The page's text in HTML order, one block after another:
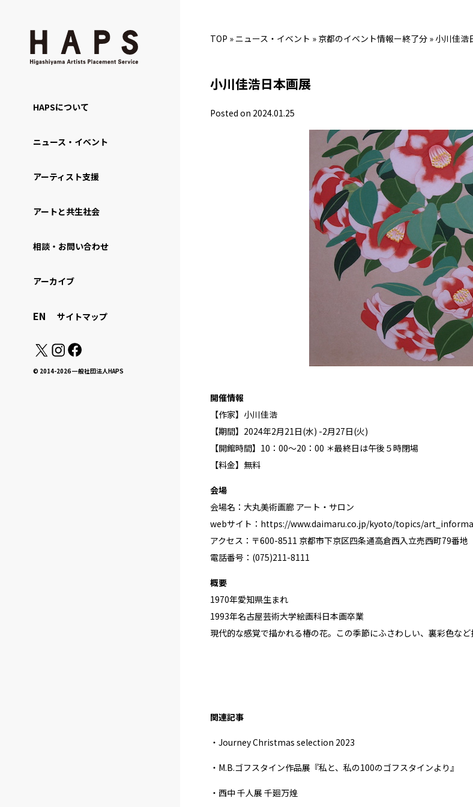
HAPSについて
ニュース・イベント
アーティスト支援
アートと共生社会
相談・お問い合わせ
アーカイブ
EN サイトマップ
© 2014-2026 一般社団法人HAPS
TOP » ニュース・イベント » 京都のイベント情報ー終了分 » 小川佳浩
小川佳浩日本画展
Posted on 2024.01.25
開催情報
【作家】小川佳浩
【期間】2024年2月21日(水) -2月27日(火)
【開館時間】10：00～20：00 ＊最終日は午後５時閉場
【料金】無料
会場
会場名：大丸美術画廊 アート・サロン
webサイト： https://www.daimaru.co.jp/kyoto/topics/
アクセス：〒600-8511 京都市下京区四条通高倉西入立売西町79番地
電話番号：(075)211-8111
概要
1970年愛知県生まれ
1993年名古屋芸術大学絵画科日本画卒業
現代的な感覚で描かれる椿の花。この季節にふさわしい、裏彩色な
関連記事
・Journey Christmas selection 2023
・M.B.ゴフスタイン作品展『私と、私の100のゴフスタインより』
・西中 千人展 千廻万煌